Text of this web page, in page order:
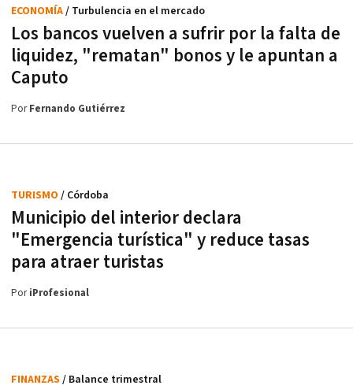
Los bancos vuelven a sufrir por la falta de
liquidez, "rematan" bonos y le apuntan a
Caputo
ECONOMÍA/ Turbulencia en el mercado
PorFernando Gutiérrez
Municipio del interior declara
"Emergencia turística" y reduce tasas
para atraer turistas
TURISMO / Córdoba
PoriProfesional
FINANZAS / Balance trimestral